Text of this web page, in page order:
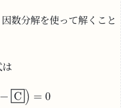
数分解を使って解くこと
は